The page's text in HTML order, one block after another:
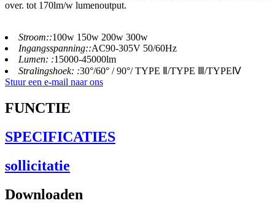
over. tot 170lm/w lumenoutput.
Stroom::100w 150w 200w 300w
Ingangsspanning::AC90-305V 50/60Hz
Lumen: :15000-45000lm
Stralingshoek: :30°/60° / 90°/ TYPE Ⅱ/TYPE Ⅲ/TYPEⅣ
Stuur een e-mail naar ons
FUNCTIE
SPECIFICATIES
sollicitatie
Downloaden